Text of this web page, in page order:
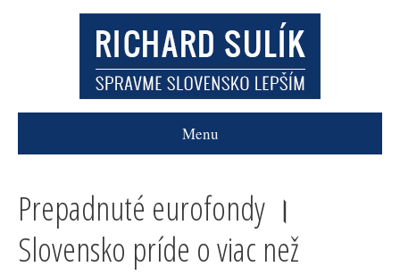
Menu
Prepadnuté eurofondy ।
Slovensko príde o viac než